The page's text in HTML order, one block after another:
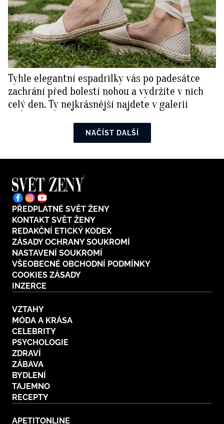
Tyhle elegantní espadrilky vás po padesátce
zachrání před bolestí nohou a vydržíte v nich
celý den. Ty nejkrásnější najdete v galerii
NAČÍST DALŠÍ
PŘEDPLATNÉ SVĚT ŽENY
KONTAKT SVĚT ŽENY
REDAKČNÍ ETICKÝ KODEX
ZÁSADY OCHRANY SOUKROMÍ
NASTAVENÍ SOUKROMÍ
VŠEOBECNÉ OBCHODNÍ PODMÍNKY
COOKIES ZÁSADY
INZERCE
VZTAHY
MÓDA A KRÁSA
CELEBRITY
PSYCHOLOGIE
ZDRAVÍ
ZÁBAVA
BYDLENÍ
TAJEMNO
RECEPTY
APETITONLINE